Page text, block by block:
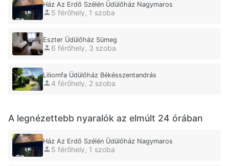
Ház Az Erdő Szélén Üdülőház Nagymaros
5 férőhely, 1 szoba
Eszter Üdülőház Sümeg
6 férőhely, 3 szoba
Liliomfa Üdülőház Békésszentandrás
4 férőhely, 2 szoba
A legnézettebb nyaralók az elmúlt 24 órában
Ház Az Erdő Szélén Üdülőház Nagymaros
5 férőhely, 1 szoba